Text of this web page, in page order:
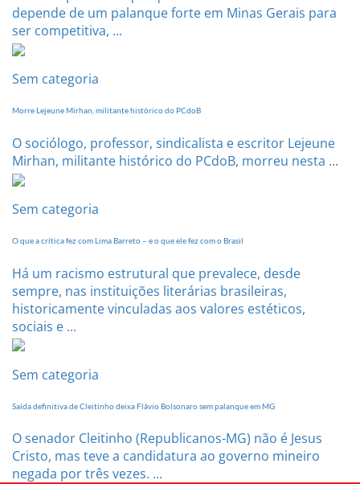
depende de um palanque forte em Minas Gerais para
ser competitiva, ...
Sem categoria
Morre Lejeune Mirhan, militante histórico do PCdoB
O sociólogo, professor, sindicalista e escritor Lejeune
Mirhan, militante histórico do PCdoB, morreu nesta ...
Sem categoria
O que a crítica fez com Lima Barreto – e o que ele fez com o Brasil
Há um racismo estrutural que prevalece, desde
sempre, nas instituições literárias brasileiras,
historicamente vinculadas aos valores estéticos,
sociais e ...
Sem categoria
Saída definitiva de Cleitinho deixa Flávio Bolsonaro sem palanque em MG
O senador Cleitinho (Republicanos-MG) não é Jesus
Cristo, mas teve a candidatura ao governo mineiro
negada por três vezes. ...